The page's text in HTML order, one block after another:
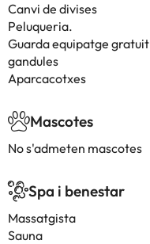
Canvi de divises
Peluqueria.
Guarda equipatge gratuit
gandules
Aparcacotxes
Mascotes
No s'admeten mascotes
Spa i benestar
Massatgista
Sauna